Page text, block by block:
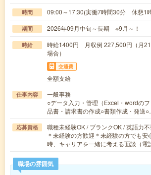
時間 09:00～17:30(実働7時間30分 休憩1
期間 2026年09月中旬～長期 ※9月～！
時給
時給1400円 月収例 227,500円（月
場合）
交通費
全額支給
仕事内容
一般事務
○データ入力・管理（Excel・wordの
品書・請求書の作成○書類作成・発送
応募資格
職種未経験OK / ブランクOK / 英語力
＊未経験の方歓迎＊未経験の方でも
時、キャリアを一緒に考える面談（
職場の雰囲気